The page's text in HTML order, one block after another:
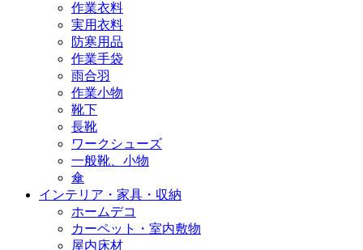
作業衣料
実用衣料
防寒用品
作業手袋
雨合羽
作業小物
靴下
長靴
ワークシューズ
一般靴、小物
傘
インテリア・家具・収納
ホームデコ
カーペット・室内敷物
屋内床材